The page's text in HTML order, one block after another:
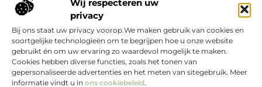
Wij respecteren uw
privacy
Bij ons staat uw privacy voorop.We maken gebruik van cookies en
soortgelijke technologieën om te begrijpen hoe u onze website
gebruikt én om uw ervaring zo waardevol mogelijk te maken.
Cookies hebben diverse functies, zoals het tonen van
gepersonaliseerde advertenties en het meten van sitegebruik. Meer
informatie vindt u in ons cookiebeleid.
Onze informatie